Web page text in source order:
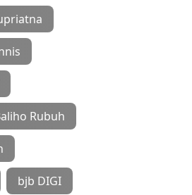
Rubuh
bjb DIGI